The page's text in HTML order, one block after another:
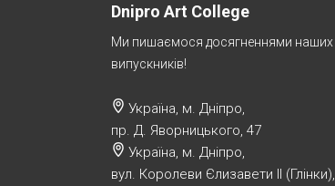
Dnipro Art College
Ми пишаємося досягненнями наших
випускників!
Україна, м. Дніпро,
пр. Д. Яворницького, 47
Україна, м. Дніпро,
вул. Королеви Єлизавети ІІ (Глінки),